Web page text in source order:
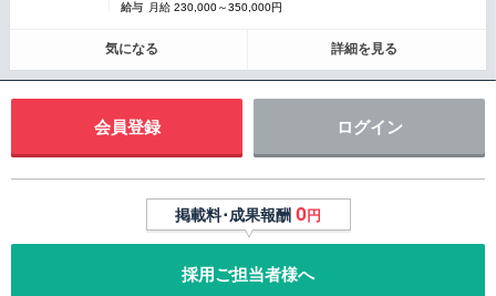
給与
月給 230,000～350,000円
気になる 詳細を見る
会員登録 ログイン
掲載料･成果報酬 0円
採用ご担当者様へ